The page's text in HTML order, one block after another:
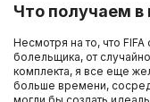
Что получаем в
Несмотря на то, что
болельщика, от
комплекта, я все еще
больше времени,